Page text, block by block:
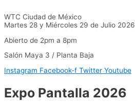
WTC Ciudad de México
Martes 28 y Miércoles 29 de Julio 2026
Abierto de 2pm a 8pm
Salón Maya 3 / Planta Baja
Instagram Facebook-f Twitter Youtube
Expo Pantalla 2026